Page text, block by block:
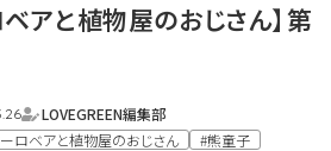
アと植物屋のおじさん】第
LOVEGREEN編集部
ロベアと植物屋のおじさん
#熊童子